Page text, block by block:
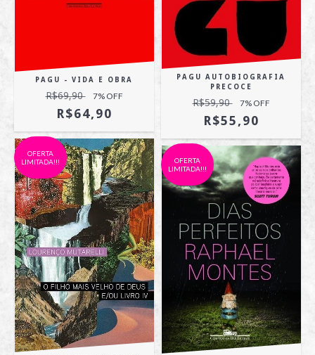
PAGU - VIDA E OBRA
R$69,90 7% OFF
R$64,90
PAGU AUTOBIOGRAFIA
PRECOCE
R$59,90 7% OFF
R$55,90
OFERTA
LIMITADA!!!
OFERTA
LIMITADA!!!